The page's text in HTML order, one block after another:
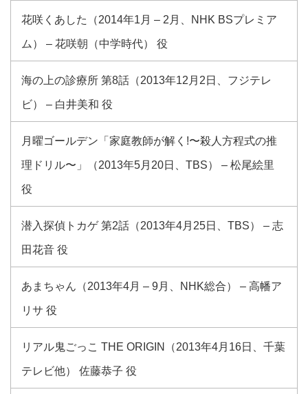
花咲くあした（2014年1月 – 2月、NHK BSプレミア
ム） – 花咲朝（中学時代） 役
海の上の診療所 第8話（2013年12月2日、フジテレ
ビ） – 白井美和 役
月曜ゴールデン「家庭教師が解く!〜殺人方程式の推
理ドリル〜」（2013年5月20日、TBS） – 松尾絵里
役
潜入探偵トカゲ 第2話（2013年4月25日、TBS） – 志
田花音 役
あまちゃん（2013年4月 – 9月、NHK総合） – 高幡ア
リサ 役
リアル鬼ごっこ THE ORIGIN（2013年4月16日、千葉
テレビ他） 佐藤恭子 役